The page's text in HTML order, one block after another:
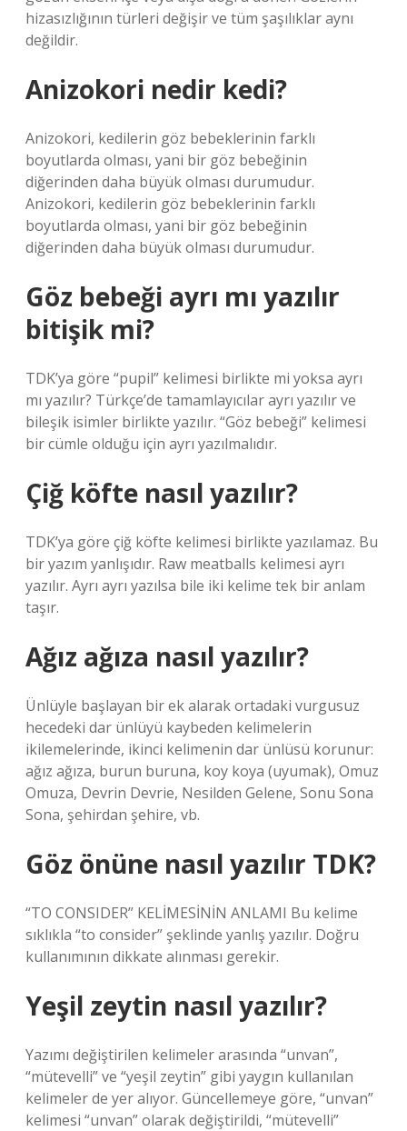
hizasızlığının türleri değişir ve tüm şaşılıklar aynı
değildir.
Anizokori nedir kedi?
Anizokori, kedilerin göz bebeklerinin farklı
boyutlarda olması, yani bir göz bebeğinin
diğerinden daha büyük olması durumudur.
Anizokori, kedilerin göz bebeklerinin farklı
boyutlarda olması, yani bir göz bebeğinin
diğerinden daha büyük olması durumudur.
Göz bebeği ayrı mı yazılır
bitişik mi?
TDK’ya göre “pupil” kelimesi birlikte mi yoksa ayrı
mı yazılır? Türkçe’de tamamlayıcılar ayrı yazılır ve
bileşik isimler birlikte yazılır. “Göz bebeği” kelimesi
bir cümle olduğu için ayrı yazılmalıdır.
Çiğ köfte nasıl yazılır?
TDK’ya göre çiğ köfte kelimesi birlikte yazılamaz. Bu
bir yazım yanlışıdır. Raw meatballs kelimesi ayrı
yazılır. Ayrı ayrı yazılsa bile iki kelime tek bir anlam
taşır.
Ağız ağıza nasıl yazılır?
Ünlüyle başlayan bir ek alarak ortadaki vurgusuz
hecedeki dar ünlüyü kaybeden kelimelerin
ikilemelerinde, ikinci kelimenin dar ünlüsü korunur:
ağız ağıza, burun buruna, koy koya (uyumak), Omuz
Omuza, Devrin Devrie, Nesilden Gelene, Sonu Sona
Sona, şehirdan şehire, vb.
Göz önüne nasıl yazılır TDK?
“TO CONSIDER” KELİMESİNİN ANLAMI Bu kelime
sıklıkla “to consider” şeklinde yanlış yazılır. Doğru
kullanımının dikkate alınması gerekir.
Yeşil zeytin nasıl yazılır?
Yazımı değiştirilen kelimeler arasında “unvan”,
“mütevelli” ve “yeşil zeytin” gibi yaygın kullanılan
kelimeler de yer alıyor. Güncellemeye göre, “unvan”
kelimesi “unvan” olarak değiştirildi, “mütevelli”